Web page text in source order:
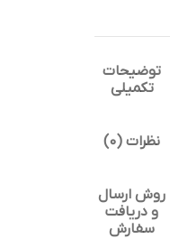
توضیحات
تکمیلی
نظرات (0)
روش ارسال
و دریافت
سفارش